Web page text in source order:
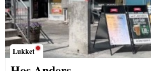
Lukket